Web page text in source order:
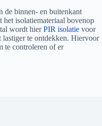
de binnen- en buitenkant
isolatiemateriaal bovenop
wordt hierPIR isolatie voor
te ontdekken. Hiervoor
te controleren of er